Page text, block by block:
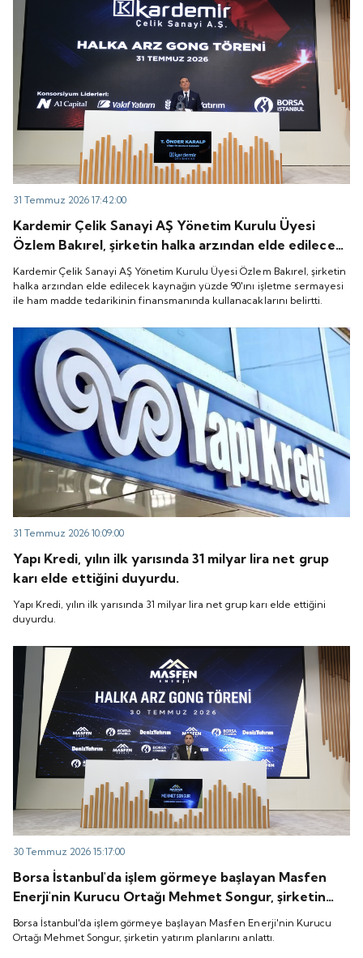
31 Temmuz 2026 17:42:00
Kardemir Çelik Sanayi AŞ Yönetim Kurulu Üyesi
Özlem Bakırel, şirketin halka arzından elde edilecek
kaynağın yüzde 90'ını işletme sermayesi ile ham
madde tedarikinin finansmanında kullanacaklarını
belirtti.
Kardemir Çelik Sanayi AŞ Yönetim Kurulu Üyesi Özlem Bakırel, şirketin
halka arzından elde edilecek kaynağın yüzde 90'ını işletme sermayesi
ile ham madde tedarikinin finansmanında kullanacaklarını belirtti.
31 Temmuz 2026 10:09:00
Yapı Kredi, yılın ilk yarısında 31 milyar lira net grup
karı elde ettiğini duyurdu.
Yapı Kredi, yılın ilk yarısında 31 milyar lira net grup karı elde ettiğini
duyurdu.
30 Temmuz 2026 15:17:00
Borsa İstanbul'da işlem görmeye başlayan Masfen
Enerji'nin Kurucu Ortağı Mehmet Songur, şirketin
yatırım planlarını anlattı.
Borsa İstanbul'da işlem görmeye başlayan Masfen Enerji'nin Kurucu
Ortağı Mehmet Songur, şirketin yatırım planlarını anlattı.